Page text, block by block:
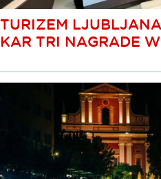
TURIZEM
KAR TRI NAGRADE